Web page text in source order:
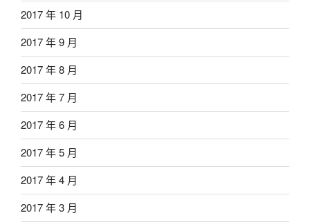
2017 年 10 月
2017 年 9 月
2017 年 8 月
2017 年 7 月
2017 年 6 月
2017 年 5 月
2017 年 4 月
2017 年 3 月